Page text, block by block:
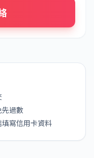
過數
寫信用卡資料